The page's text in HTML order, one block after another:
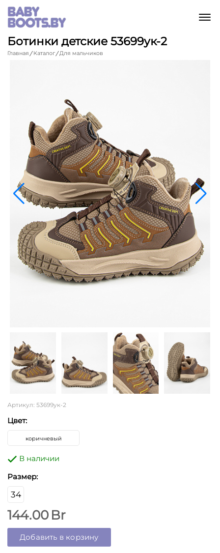
Ботинки детские 53699ук-2
Главная Каталог Для мальчиков
Артикул: 53699ук-2
Цвет:
коричневый
В наличии
Размер:
34
144.00 Br
Добавить в корзину